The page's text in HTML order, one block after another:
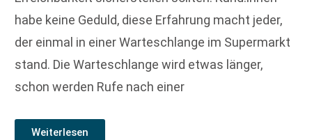
habe keine Geduld, diese Erfahrung macht jeder,
der einmal in einer Warteschlange im Supermarkt
stand. Die Warteschlange wird etwas länger,
schon werden Rufe nach einer
Weiterlesen